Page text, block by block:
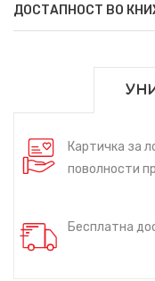
ДОСТАПНОСТ ВО
Картичка за
поволности
Бесплатна